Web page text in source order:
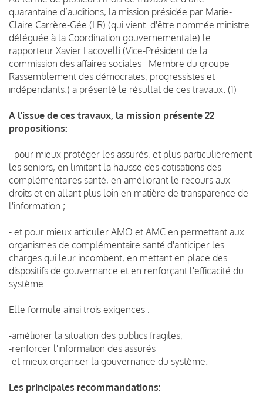
quarantaine d’auditions, la mission présidée par Marie-
Claire Carrère-Gée (LR) (qui vient d'être nommée ministre
déléguée à la Coordination gouvernementale) le
rapporteur Xavier Lacovelli (Vice-Président de la
commission des affaires sociales · Membre du groupe
Rassemblement des démocrates, progressistes et
indépendants.) a présenté le résultat de ces travaux. (1)
A l'issue de ces travaux, la mission présente 22
propositions:
- pour mieux protéger les assurés, et plus particulièrement
les seniors, en limitant la hausse des cotisations des
complémentaires santé, en améliorant le recours aux
droits et en allant plus loin en matière de transparence de
l'information ;
- et pour mieux articuler AMO et AMC en permettant aux
organismes de complémentaire santé d'anticiper les
charges qui leur incombent, en mettant en place des
dispositifs de gouvernance et en renforçant l'efficacité du
système.
Elle formule ainsi trois exigences :
-améliorer la situation des publics fragiles,
-renforcer l'information des assurés
-et mieux organiser la gouvernance du système.
Les principales recommandations: